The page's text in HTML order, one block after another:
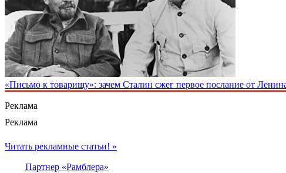
«Письмо к товарищу»: зачем Сталин сжег первое послание от
Реклама
Реклама
Читать рекламные статьи! »
Партнер «Рамблера»